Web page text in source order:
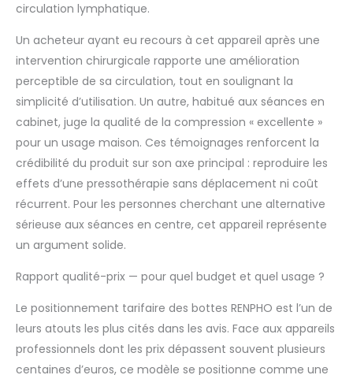
minuterie) depuis le
confort de votre
canapé ou de votre lit
Ajustement familial :
Doté d’un système de
double fermeture
éclair, le masseur de
jambes chauffant
convient à des tours
de mollets allant
jusqu’à 48 cm,
garantissant un
membres de la
famille, pour un
enveloppement
précis et une
profondeur Un choix
de bien-être : Le
circulation lymphatique.
Un acheteur ayant eu recours à cet appareil après une
intervention chirurgicale rapporte une amélioration
perceptible de sa circulation, tout en soulignant la
simplicité d’utilisation. Un autre, habitué aux séances en
cabinet, juge la qualité de la compression « excellente »
pour un usage maison. Ces témoignages renforcent la
crédibilité du produit sur son axe principal : reproduire les
effets d’une pressothérapie sans déplacement ni coût
récurrent. Pour les personnes cherchant une alternative
sérieuse aux séances en centre, cet appareil représente
un argument solide.
Rapport qualité-prix — pour quel budget et quel usage ?
Le positionnement tarifaire des bottes RENPHO est l’un de
leurs atouts les plus cités dans les avis. Face aux appareils
professionnels dont les prix dépassent souvent plusieurs
centaines d’euros, ce modèle se positionne comme une